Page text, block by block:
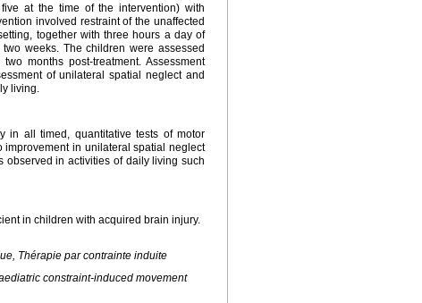
at the time of the intervention) with
involved restraint of the unaffected
together with three hours a day of
weeks. The children were assessed
months post-treatment. Assessment
of unilateral spatial neglect and
living.
in all timed, quantitative tests of motor
improvement in unilateral spatial neglect
observed in activities of daily living such
in children with acquired brain injury.
Thérapie par contrainte induite
constraint-induced movement